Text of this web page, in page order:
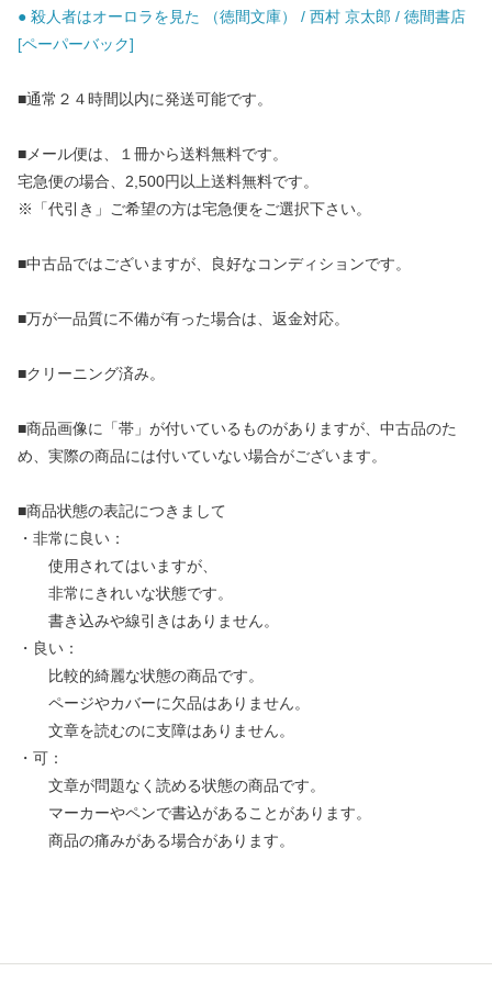
● 殺人者はオーロラを見た （徳間文庫） / 西村 京太郎 / 徳間書店
[ペーパーバック]
■通常２４時間以内に発送可能です。
■メール便は、１冊から送料無料です。
宅急便の場合、2,500円以上送料無料です。
※「代引き」ご希望の方は宅急便をご選択下さい。
■中古品ではございますが、良好なコンディションです。
■万が一品質に不備が有った場合は、返金対応。
■クリーニング済み。
■商品画像に「帯」が付いているものがありますが、中古品のた
め、実際の商品には付いていない場合がございます。
■商品状態の表記につきまして
・非常に良い：
使用されてはいますが、
非常にきれいな状態です。
書き込みや線引きはありません。
・良い：
比較的綺麗な状態の商品です。
ページやカバーに欠品はありません。
文章を読むのに支障はありません。
・可：
文章が問題なく読める状態の商品です。
マーカーやペンで書込があることがあります。
商品の痛みがある場合があります。